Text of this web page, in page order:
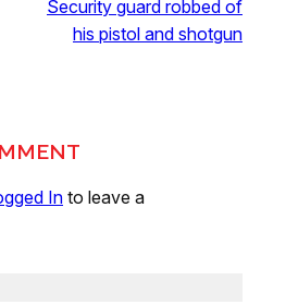
Security guard robbed of
his pistol and shotgun
In to leave a